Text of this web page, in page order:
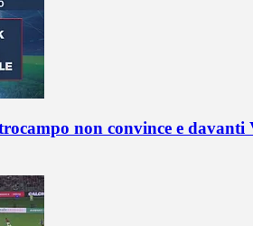
non convince e